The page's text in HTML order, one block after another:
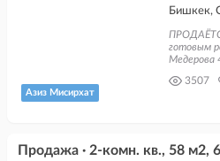
Азиз Мисирхат
Бишкек,
готовым
Медерова
3507
Продажа · 2-комн. кв., 58 м2,